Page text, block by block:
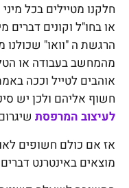
חלקנו מטיילים בכל
או בחו"ל וקונים דברים
הרגשת ה "וואו"
מהמחשב בעבודה או
אוהבים לטייל וככה
חשוף אליהם ולכן יש
לעיצוב המרפסת
אז אם כולם חשופים
מוצאים באינטרנט